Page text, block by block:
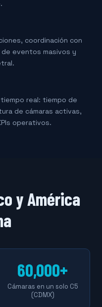
coordinación con
eventos masivos y
real: tiempo de
de cámaras activas,
operativos.
y América
60,000+
Cámaras en un solo C5
(CDMX)